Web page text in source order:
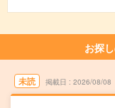
お探
未読 掲載日 2026/08/08